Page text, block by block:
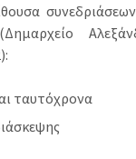
ταυτόχρονα